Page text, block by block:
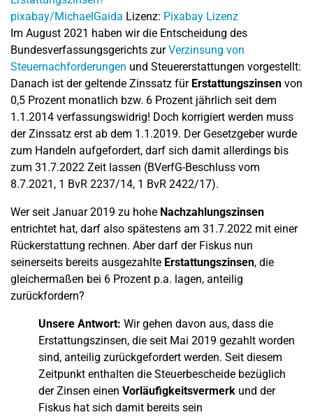
pixabay/MichaelGaida Lizenz: Pixabay Lizenz
Im August 2021 haben wir die Entscheidung des
Bundesverfassungsgerichts zurVerzinsung von
Steuernachforderungen und Steuererstattungen vorgestellt:
Danach ist der geltende Zinssatz für Erstattungszinsen von
0,5 Prozent monatlich bzw. 6 Prozent jährlich seit dem
1.1.2014 verfassungswidrig! Doch korrigiert werden muss
der Zinssatz erst ab dem 1.1.2019. Der Gesetzgeber wurde
zum Handeln aufgefordert, darf sich damit allerdings bis
zum 31.7.2022 Zeit lassen (BVerfG-Beschluss vom
8.7.2021, 1 BvR 2237/14, 1 BvR 2422/17).
Wer seit Januar 2019 zu hohe Nachzahlungszinsen
entrichtet hat, darf also spätestens am 31.7.2022 mit einer
Rückerstattung rechnen. Aber darf der Fiskus nun
seinerseits bereits ausgezahlte Erstattungszinsen, die
gleichermaßen bei 6 Prozent p.a. lagen, anteilig
zurückfordern?
Unsere Antwort: Wir gehen davon aus, dass die
Erstattungszinsen, die seit Mai 2019 gezahlt worden
sind, anteilig zurückgefordert werden. Seit diesem
Zeitpunkt enthalten die Steuerbescheide bezüglich
der Zinsen einen Vorläufigkeitsvermerk und der
Fiskus hat sich damit bereits sein